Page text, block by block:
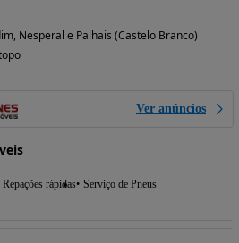
Nesperal e Palhais (Castelo Branco)
Ver anúncios
Repações rápidas Serviço de Pneus